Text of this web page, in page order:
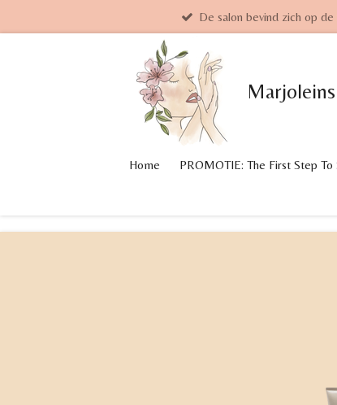
direct
De salon bevind zich op
Marjoleins
Home PROMOTIE: The First Step To